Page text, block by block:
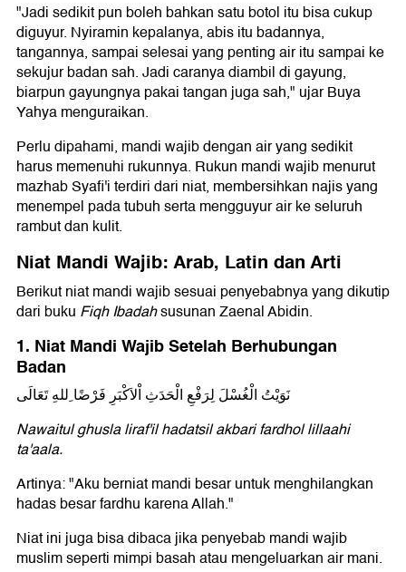
"Jadi sedikit pun boleh bahkan satu botol itu bisa cukup
diguyur. Nyiramin kepalanya, abis itu badannya,
tangannya, sampai selesai yang penting air itu sampai ke
sekujur badan sah. Jadi caranya diambil di gayung,
biarpun gayungnya pakai tangan juga sah," ujar Buya
Yahya menguraikan.
Perlu dipahami, mandi wajib dengan air yang sedikit
harus memenuhi rukunnya. Rukun mandi wajib menurut
mazhab Syafi'i terdiri dari niat, membersihkan najis yang
menempel pada tubuh serta mengguyur air ke seluruh
rambut dan kulit.
Niat Mandi Wajib: Arab, Latin dan Arti
Berikut niat mandi wajib sesuai penyebabnya yang dikutip
dari buku Fiqh Ibadahsusunan Zaenal Abidin.
1. Niat Mandi Wajib Setelah Berhubungan
Badan
نَوَيْتُ الْغُسْلَ لِرَفْعِ الْحَدَثِ اْلاَكْبَرِ فَرْضًا ِللهِ تَعَالَى
Nawaitul ghusla liraf'il hadatsil akbari fardhol lillaahi
ta'aala.
Artinya: "Aku berniat mandi besar untuk menghilangkan
hadas besar fardhu karena Allah."
Niat ini juga bisa dibaca jika penyebab mandi wajib
muslim seperti mimpi basah atau mengeluarkan air mani.